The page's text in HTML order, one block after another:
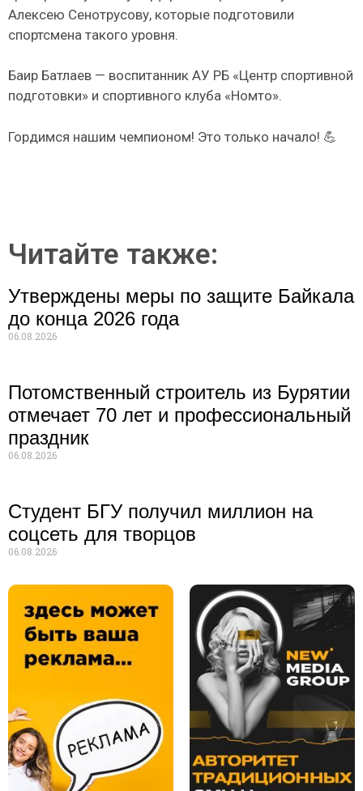
Алексею Сенотрусову, которые подготовили
спортсмена такого уровня.
Баир Батлаев — воспитанник АУ РБ «Центр спортивной
подготовки» и спортивного клуба «Номто».
Гордимся нашим чемпионом! Это только начало! 💪
Читайте также:
Утверждены меры по защите Байкала
до конца 2026 года
06.08.2026
Потомственный строитель из Бурятии
отмечает 70 лет и профессиональный
праздник
06.08.2026
Студент БГУ получил миллион на
соцсеть для творцов
06.08.2026